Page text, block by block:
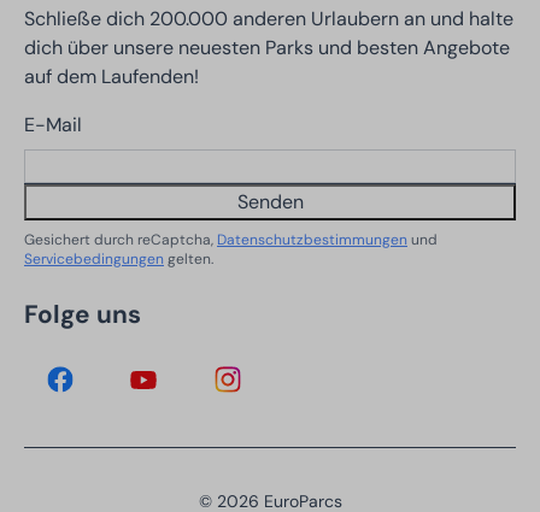
Schließe dich 200.000 anderen Urlaubern an und halte
dich über unsere neuesten Parks und besten Angebote
auf dem Laufenden!
E-Mail
Senden
Gesichert durch reCaptcha, Datenschutzbestimmungen und
Servicebedingungen gelten.
Folge uns
© 2026 EuroParcs